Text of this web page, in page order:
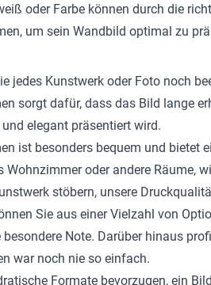
oder Farbe können durch die
um sein Wandbild optimal zu
jedes Kunstwerk oder Foto noch
sorgt dafür, dass das Bild lange
elegant präsentiert wird.
ist besonders bequem und
oder andere Räume,
stöbern, unsere
Sie aus einer Vielzahl von
Note. Darüber hinaus
war noch nie so einfach.
Formate bevorzugen, ein